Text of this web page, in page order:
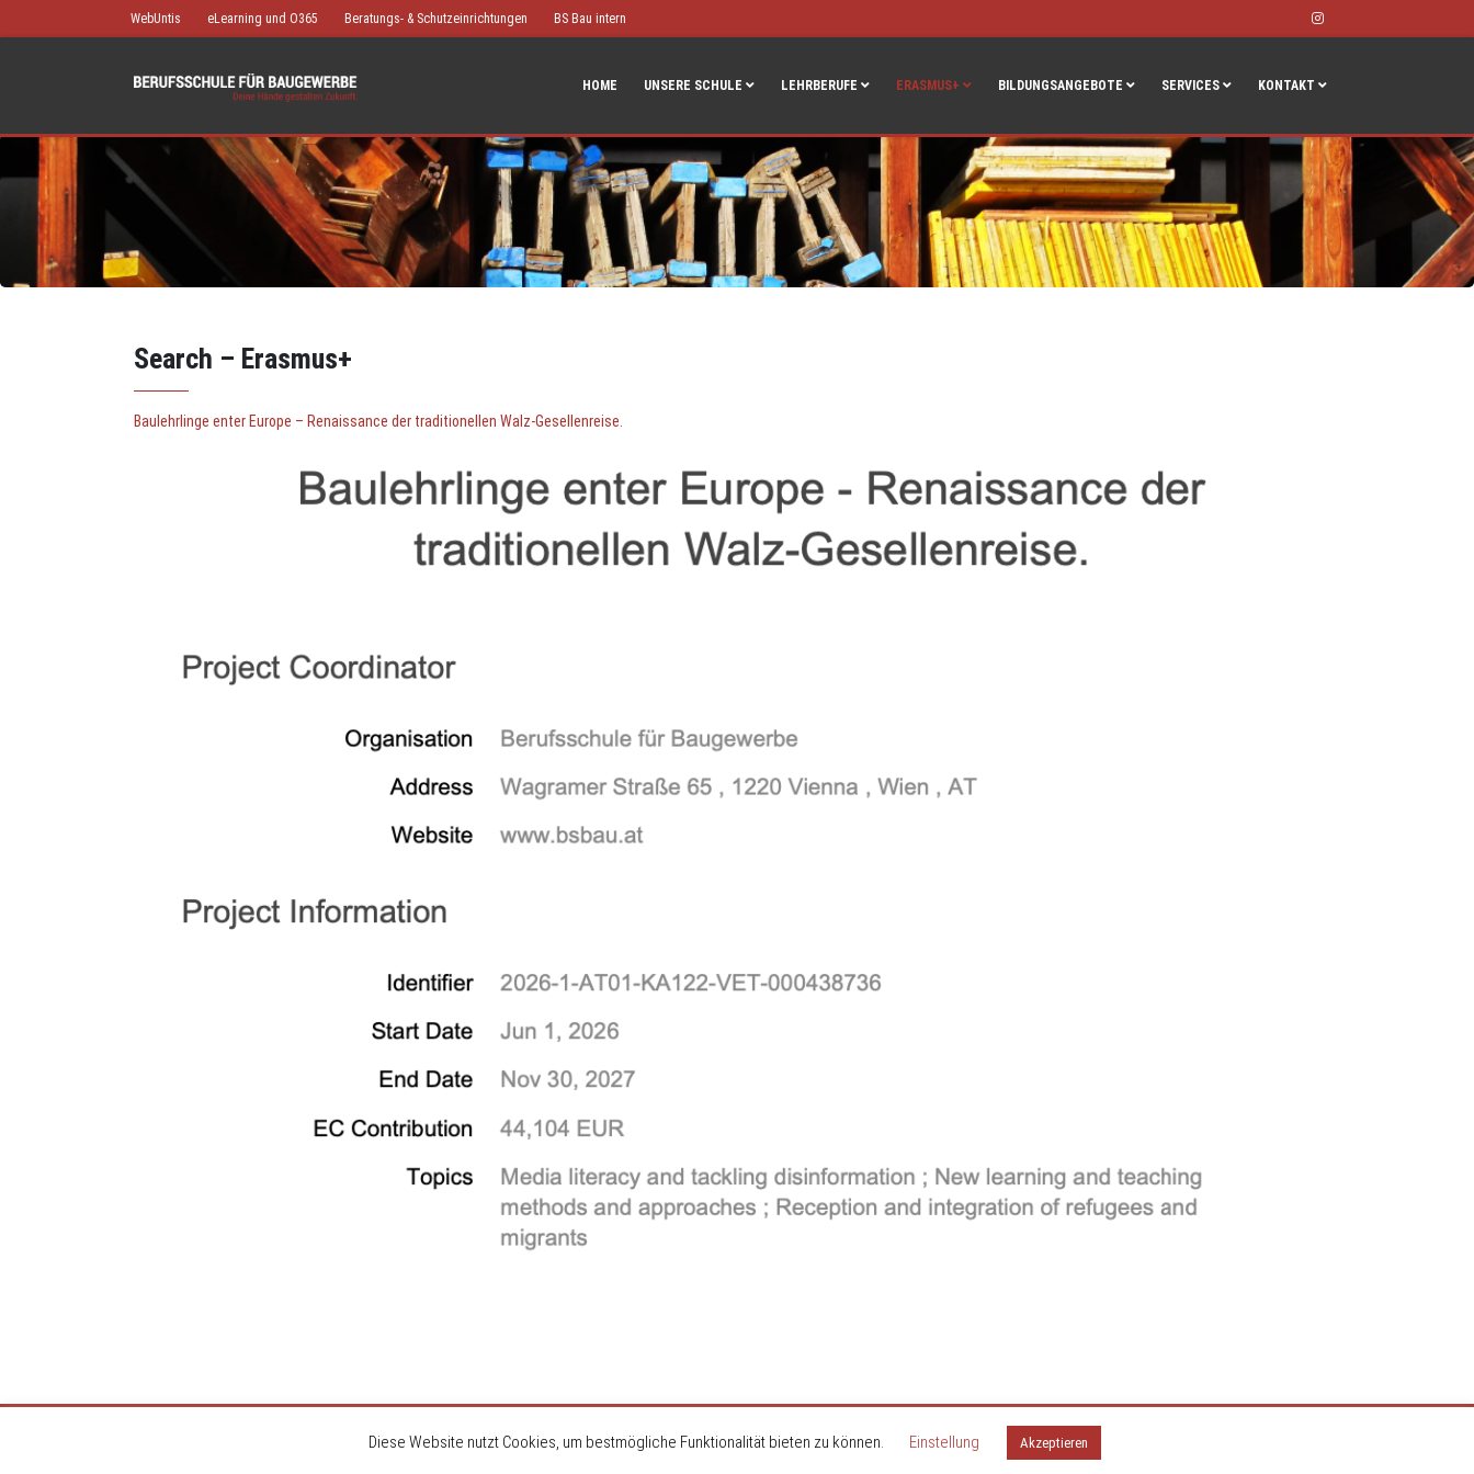
WebUntis eLearning und O365 Beratungs- & Schutzeinrichtungen BS Bau intern
HOME UNSERE SCHULE LEHRBERUFE ERASMUS+ BILDUNGSANGEBOTE SERVICES KONTAKT
Search – Erasmus+
Baulehrlinge enter Europe – Renaissance der traditionellen Walz-Gesellenreise.
Diese Website nutzt Cookies, um bestmögliche Funktionalität bieten zu können. Einstellung Akzeptieren